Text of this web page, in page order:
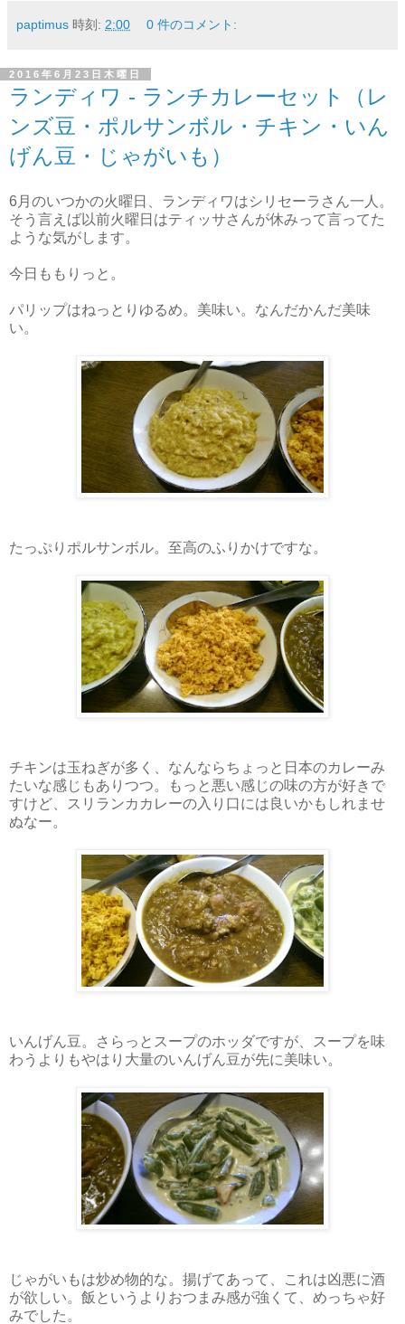
paptimus 時刻: 2:00 0 件のコメント:
2016年6月23日木曜日
ランディワ - ランチカレーセット（レ
ンズ豆・ポルサンボル・チキン・いん
げん豆・じゃがいも）
6月のいつかの火曜日、ランディワはシリセーラさん一人。
そう言えば以前火曜日はティッサさんが休みって言ってた
ような気がします。
今日ももりっと。
パリップはねっとりゆるめ。美味い。なんだかんだ美味
い。
たっぷりポルサンボル。至高のふりかけですな。
チキンは玉ねぎが多く、なんならちょっと日本のカレーみ
たいな感じもありつつ。もっと悪い感じの味の方が好きで
すけど、スリランカカレーの入り口には良いかもしれませ
ぬなー。
いんげん豆。さらっとスープのホッダですが、スープを味
わうよりもやはり大量のいんげん豆が先に美味い。
じゃがいもは炒め物的な。揚げてあって、これは凶悪に酒
が欲しい。飯というよりおつまみ感が強くて、めっちゃ好
みでした。